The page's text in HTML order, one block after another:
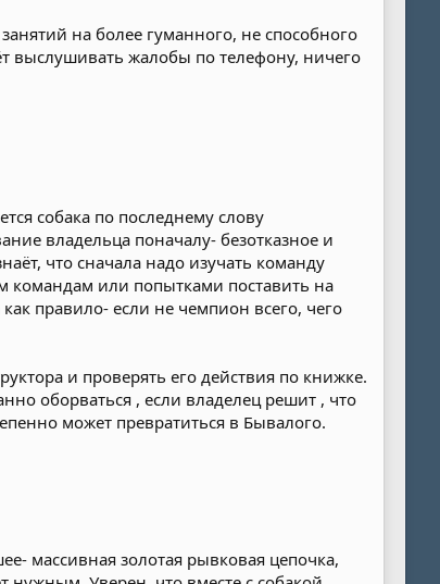
на более гуманного, не способного
выслушивать жалобы по телефону, ничего
собака по последнему слову
владельца поначалу- безотказное и
что сначала надо изучать команду
командам или попытками поставить на
правило- если не чемпион всего, чего
и проверять его действия по книжке.
оборваться , если владелец решит , что
может превратиться в Бывалого.
массивная золотая рывковая цепочка,